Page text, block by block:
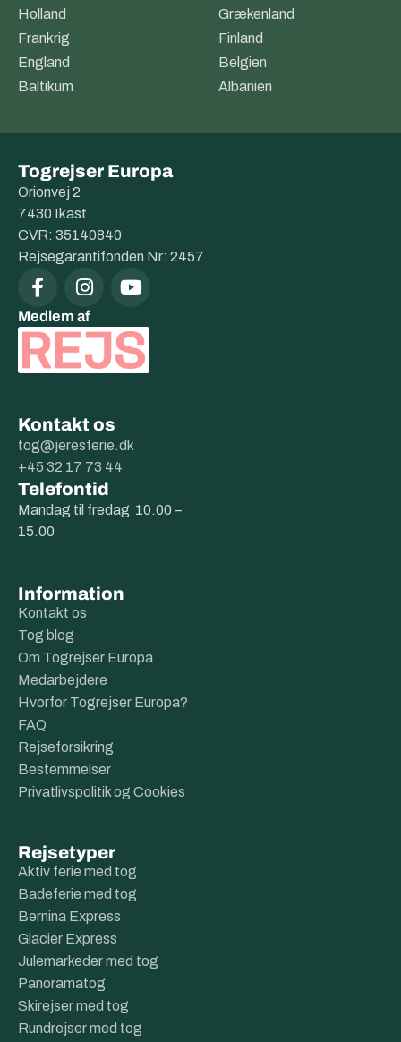
Holland
Grækenland
Frankrig
Finland
England
Belgien
Baltikum
Albanien
Togrejser Europa
Orionvej 2
7430 Ikast
CVR: 35140840
Rejsegarantifonden Nr: 2457
Medlem af
Kontakt os
tog@jeresferie.dk
+45 32 17 73 44
Telefontid
Mandag til fredag 10.00 –
15.00
Information
Kontakt os
Tog blog
Om Togrejser Europa
Medarbejdere
Hvorfor Togrejser Europa?
FAQ
Rejseforsikring
Bestemmelser
Privatlivspolitik og Cookies
Rejsetyper
Aktiv ferie med tog
Badeferie med tog
Bernina Express
Glacier Express
Julemarkeder med tog
Panoramatog
Skirejser med tog
Rundrejser med tog